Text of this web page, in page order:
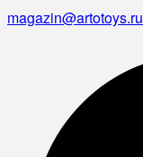
magazin@artotoys.ru